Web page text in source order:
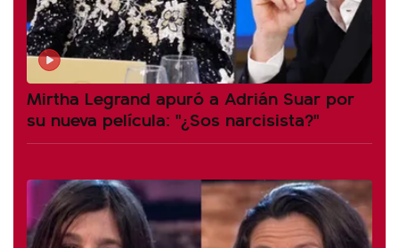
Mirtha Legrand apuró a Adrián Suar por
su nueva película: "¿Sos narcisista?"